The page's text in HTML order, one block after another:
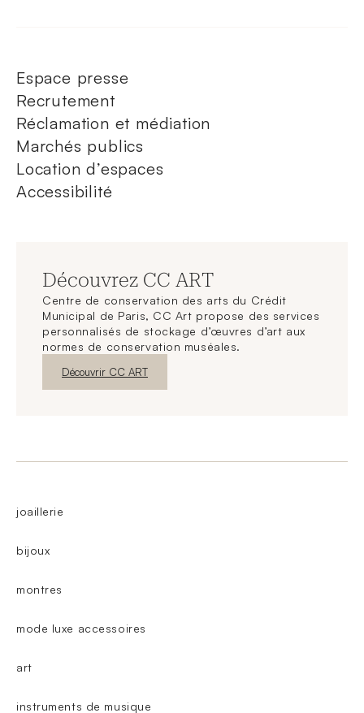
Espace presse
Recrutement
Réclamation et médiation
Marchés publics
Location d’espaces
Accessibilité
Découvrez CC ART
Centre de conservation des arts du Crédit
Municipal de Paris, CC Art propose des services
personnalisés de stockage d’œuvres d’art aux
normes de conservation muséales.
Nouvelle fenêtre
Découvrir CC ART
joaillerie
bijoux
montres
mode luxe accessoires
art
instruments de musique